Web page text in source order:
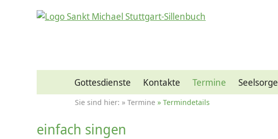
Gottesdienste Kontakte Termine Seelsorge
Termine Termindetails
einfach singen